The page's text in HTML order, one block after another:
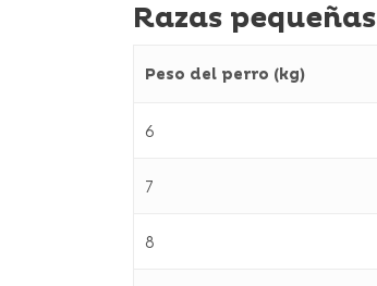
Razas pequeñas
Peso del perro (kg)
6
7
8